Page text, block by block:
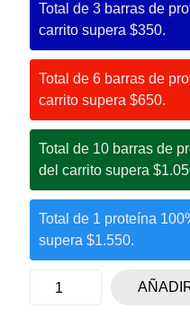
Total de 3 barras de
carrito supera $350.
Total de 6 barras de
carrito supera $650.
Total de 10 barras de
del carrito supera
Total de 1 proteína
supera $1.550.